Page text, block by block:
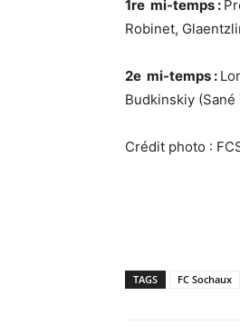
1re mi-temps :
Robinet,
2e mi-temps :
Budkinskiy (Sané
Crédit photo :
TAGS FC Sochaux